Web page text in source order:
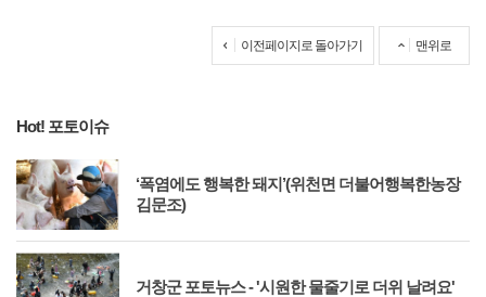
이전페이지로 돌아가기 맨위로
Hot! 포토이슈
‘폭염에도 행복한 돼지’(위천면 더불어행복한농장
김문조)
거창군 포토뉴스 - '시원한 물줄기로 더위 날려요'